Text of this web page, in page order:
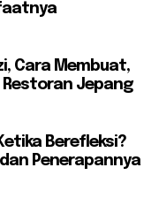
Cara Membuat,
Restoran Jepang
Berefleksi?
Penerapannya